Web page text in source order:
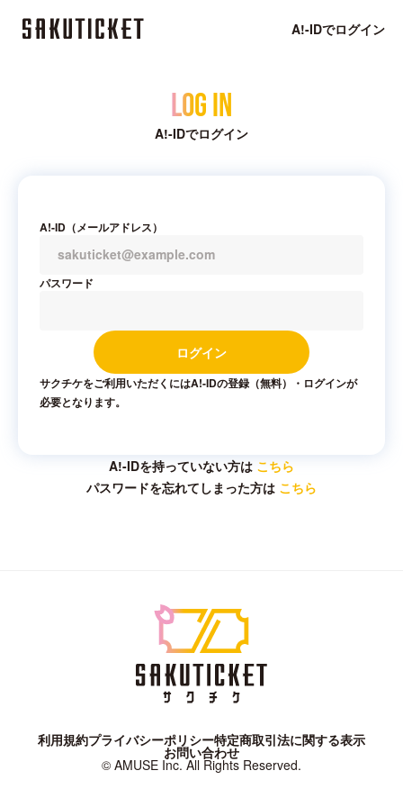
A!-IDでログイン
Log in
A!-IDでログイン
A!-ID（メールアドレス）
パスワード
ログイン
サクチケをご利用いただくにはA!-IDの登録（無料）・ログインが
必要となります。
A!-IDを持っていない方は こちら
パスワードを忘れてしまった方は こちら
利用規約プライバシーポリシー特定商取引法に関する表示
お問い合わせ
© AMUSE Inc. All Rights Reserved.